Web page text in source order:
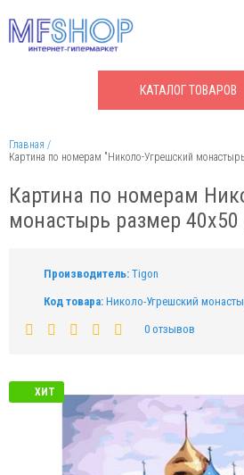
КАТАЛОГТОВАРОВ
Главная
Картина по номерам "Николо-Угрешский
Картина по номерам
монастырь размер 40x50
Производитель: Tigon
Код товара: Николо-Угрешский
0 отзывов
ХИТ